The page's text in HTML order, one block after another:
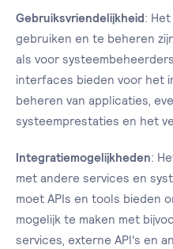
Gebruiksvriendelijkheid:
gebruiken en te beheren
als voor
interfaces bieden voor het
beheren van applicaties,
systeemprestaties en het
Integratiemogelijkheden:
met andere services en
moet APIs en tools bieden
mogelijk te maken met
services, externe API's en